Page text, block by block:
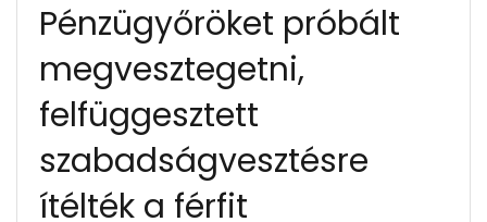
Pénzügyőröket próbált
megvesztegetni,
felfüggesztett
szabadságvesztésre
ítélték a férfit